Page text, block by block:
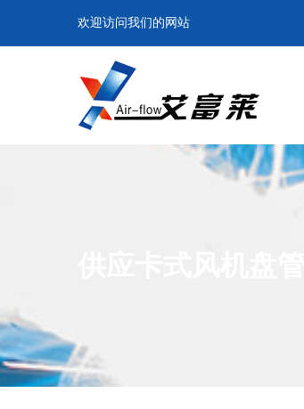
欢迎访问我们的网站